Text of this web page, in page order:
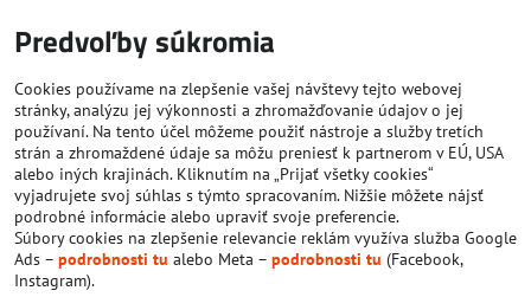
Predvoľby súkromia
Cookies používame na zlepšenie vašej návštevy tejto webovej
stránky, analýzu jej výkonnosti a zhromažďovanie údajov o jej
používaní. Na tento účel môžeme použiť nástroje a služby tretích
strán a zhromaždené údaje sa môžu preniesť k partnerom v EÚ, USA
alebo iných krajinách. Kliknutím na „Prijať všetky cookies“
vyjadrujete svoj súhlas s týmto spracovaním. Nižšie môžete nájsť
podrobné informácie alebo upraviť svoje preferencie.
Súbory cookies na zlepšenie relevancie reklám využíva služba Google
Ads – podrobnosti tu alebo Meta – podrobnosti tu (Facebook,
Instagram).